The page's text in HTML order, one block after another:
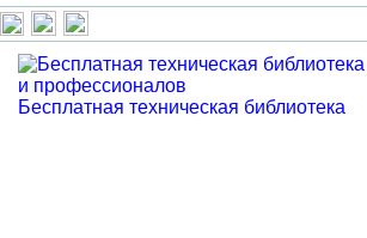
Бесплатная техническая библиотека